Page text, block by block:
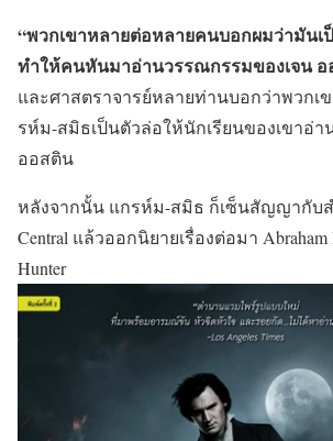
“พวกเขาหลายต่อหลายคนบอกผมว่ามันเ
ทำให้คนหันมาอ่านวรรณกรรมของเจน อ
และศาสตราจารย์หลายท่านบอกว่าพวกเ
รห์ม-สมิธเป็นตัวล่อให้นักเรียนของเขาอ่า
ออสติน
หลังจากนั้น แกรห์ม-สมิธ ก็เซ็นสัญญากับ
Central แล้วออกนิยายเรื่องต่อมา Abraham
Hunter